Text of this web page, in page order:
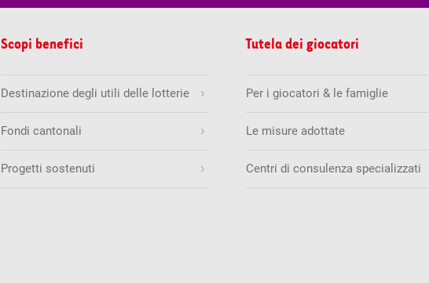
Scopi benefici
Destinazione degli utili delle lotterie
Fondi cantonali
Progetti sostenuti
Tutela dei giocatori
Per i giocatori & le famiglie
Le misure adottate
Centri di consulenza specializzati